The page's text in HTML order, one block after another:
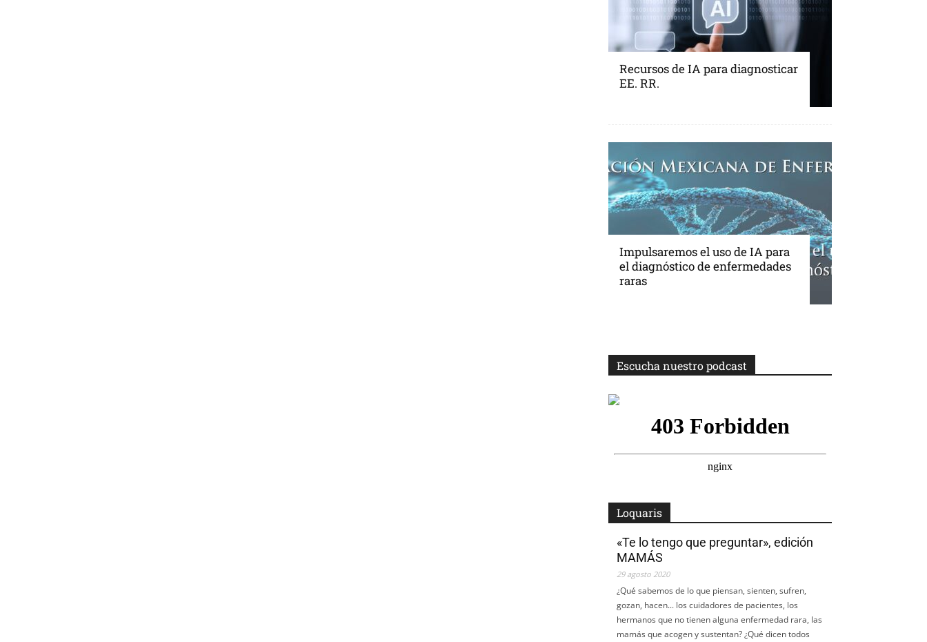
Recursos de IA para diagnosticar
EE. RR.
Impulsaremos el uso de IA para
el diagnóstico de enfermedades
raras
Escucha nuestro podcast
Loquaris
«Te lo tengo que preguntar», edición
MAMÁS
29 agosto 2020
¿Qué sabemos de lo que piensan, sienten, sufren,
gozan, hacen... los cuidadores de pacientes, los
hermanos que no tienen alguna enfermedad rara, las
mamás que acogen y sustentan? ¿Qué dicen todos